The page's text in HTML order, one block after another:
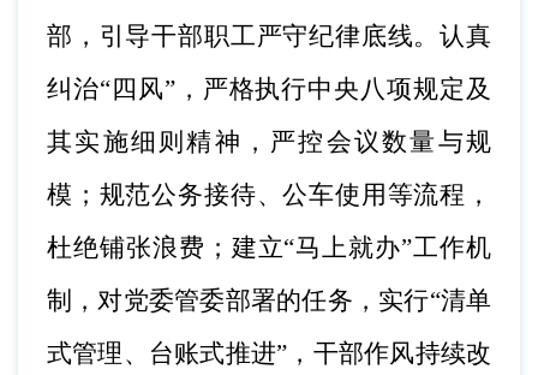
部，引导干部职工严守纪律底线。认真
纠治“四风”，严格执行中央八项规定及
其实施细则精神，严控会议数量与规
模；规范公务接待、公车使用等流程，
杜绝铺张浪费；建立“马上就办”工作机
制，对党委管委部署的任务，实行“清单
式管理、台账式推进”，干部作风持续改